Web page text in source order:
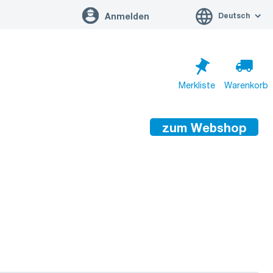
Anmelden Deutsch
Merkliste Warenkorb
zum Webshop